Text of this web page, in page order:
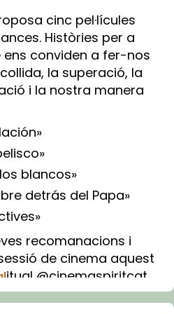
cinc pel·lícules
Històries per a
conviden a fer-nos
la superació, la
i la nostra manera
blancos»
detrás del Papa»
recomanacions i
de cinema aquest
itual @cinemaspiritcat
IA (OpenAI)